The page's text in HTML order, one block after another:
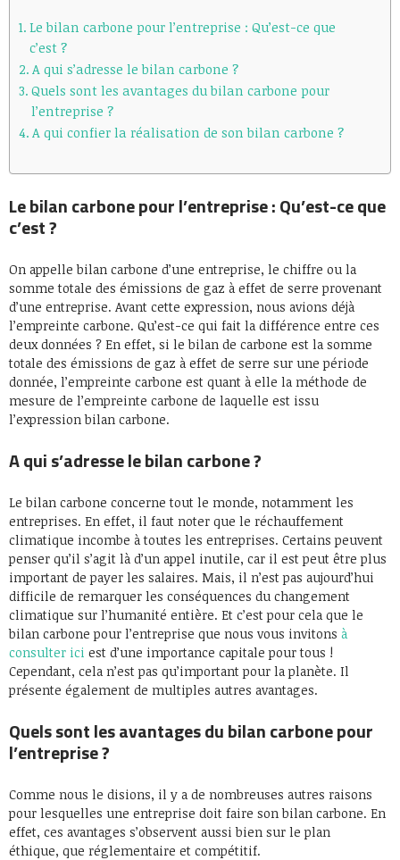
Le bilan carbone pour l’entreprise : Qu’est-ce que
c’est ?
A qui s’adresse le bilan carbone ?
Quels sont les avantages du bilan carbone pour
l’entreprise ?
A qui confier la réalisation de son bilan carbone ?
Le bilan carbone pour l’entreprise : Qu’est-ce que
c’est ?
On appelle bilan carbone d’une entreprise, le chiffre ou la
somme totale des émissions de gaz à effet de serre provenant
d’une entreprise. Avant cette expression, nous avions déjà
l’empreinte carbone. Qu’est-ce qui fait la différence entre ces
deux données ? En effet, si le bilan de carbone est la somme
totale des émissions de gaz à effet de serre sur une période
donnée, l’empreinte carbone est quant à elle la méthode de
mesure de l’empreinte carbone de laquelle est issu
l’expression bilan carbone.
A qui s’adresse le bilan carbone ?
Le bilan carbone concerne tout le monde, notamment les
entreprises. En effet, il faut noter que le réchauffement
climatique incombe à toutes les entreprises. Certains peuvent
penser qu’il s’agit là d’un appel inutile, car il est peut être plus
important de payer les salaires. Mais, il n’est pas aujourd’hui
difficile de remarquer les conséquences du changement
climatique sur l’humanité entière. Et c’est pour cela que le
bilan carbone pour l’entreprise que nous vous invitons à
consulter ici est d’une importance capitale pour tous !
Cependant, cela n’est pas qu’important pour la planète. Il
présente également de multiples autres avantages.
Quels sont les avantages du bilan carbone pour
l’entreprise ?
Comme nous le disions, il y a de nombreuses autres raisons
pour lesquelles une entreprise doit faire son bilan carbone. En
effet, ces avantages s’observent aussi bien sur le plan
éthique, que réglementaire et compétitif.